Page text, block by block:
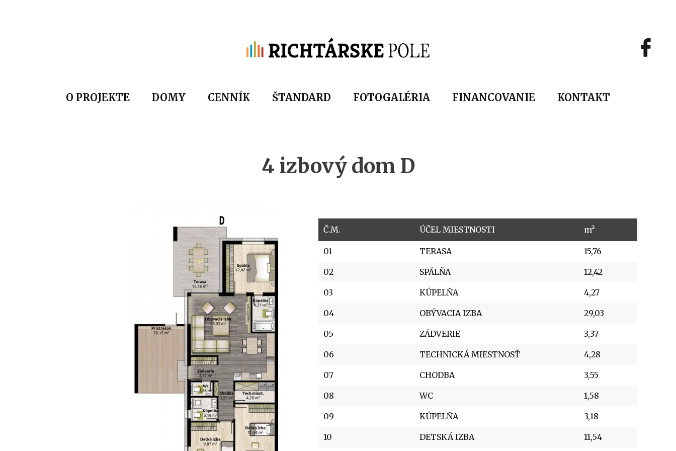
O PROJEKTE DOMY CENNÍK ŠTANDARD FOTOGALÉRIA FINANCOVANIE KONTAKT
4 izbový dom D
Č.M. ÚČEL MIESTNOSTI m²
01 TERASA 15,76
02 SPÁLŇA 12,42
03 KÚPELŇA 4,27
04 OBÝVACIA IZBA 29,03
05 ZÁDVERIE 3,37
06 TECHNICKÁ MIESTNOSŤ 4,28
07 CHODBA 3,55
08 WC 1,58
09 KÚPELŇA 3,18
10 DETSKÁ IZBA 11,54